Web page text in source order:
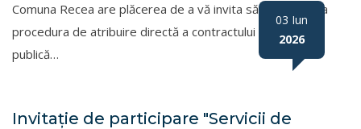
Comuna Recea are plăcerea de a vă invita să participați la
procedura de atribuire directă a contractului de achiziție
publică…
Invitație de participare "Servicii de
03 Iun
2026